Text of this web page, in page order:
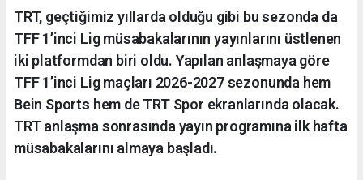
TRT, geçtiğimiz yıllarda olduğu gibi bu sezonda da
TFF 1’inci Lig müsabakalarının yayınlarını üstlenen
iki platformdan biri oldu. Yapılan anlaşmaya göre
TFF 1’inci Lig maçları 2026-2027 sezonunda hem
Bein Sports hem de TRT Spor ekranlarında olacak.
TRT anlaşma sonrasında yayın programına ilk hafta
müsabakalarını almaya başladı.